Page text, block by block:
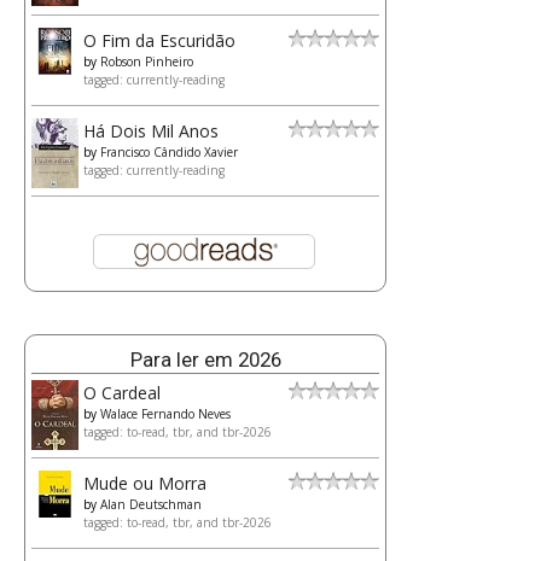
O Fim da Escuridão
by Robson Pinheiro
tagged: currently-reading
Há Dois Mil Anos
by Francisco Cândido Xavier
tagged: currently-reading
Para ler em 2026
O Cardeal
by Walace Fernando Neves
tagged: to-read, tbr, and tbr-2026
Mude ou Morra
by Alan Deutschman
tagged: to-read, tbr, and tbr-2026